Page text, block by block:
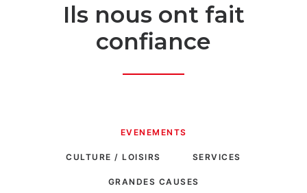
Ils nous ont fait
confiance
EVENEMENTS
CULTURE / LOISIRS SERVICES
GRANDES CAUSES